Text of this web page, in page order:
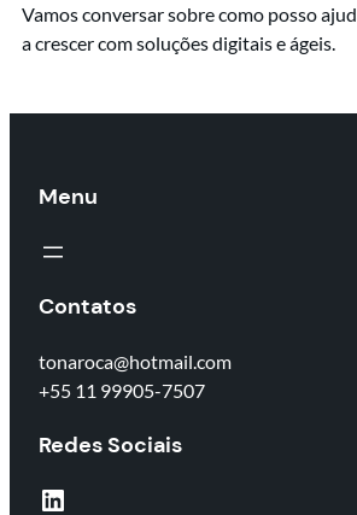
Vamos conversar sobre como posso
a crescer com soluções digitais e ágeis.
Menu
Contatos
tonaroca@hotmail.com
+55 11 99905-7507
Redes Sociais